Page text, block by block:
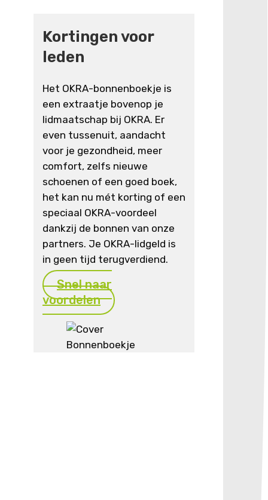
Kortingen voor
leden
Het OKRA-bonnenboekje is
een extraatje bovenop je
lidmaatschap bij OKRA. Er
even tussenuit, aandacht
voor je gezondheid, meer
comfort, zelfs nieuwe
schoenen of een goed boek,
het kan nu mét korting of een
speciaal OKRA-voordeel
dankzij de bonnen van onze
partners. Je OKRA-lidgeld is
in geen tijd terugverdiend.
Snel naar
voordelen